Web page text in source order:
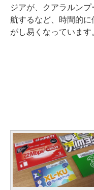
ジアが、クアラルン
航するなど、時間的
がし易くなっています